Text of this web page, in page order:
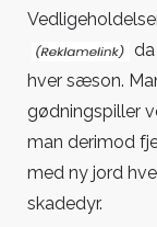
hver sæson.
gødningspiller
man derimod
med ny jord
skadedyr.